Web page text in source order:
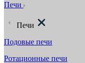
Печи
Печи
Подовые печи
Ротационные печи